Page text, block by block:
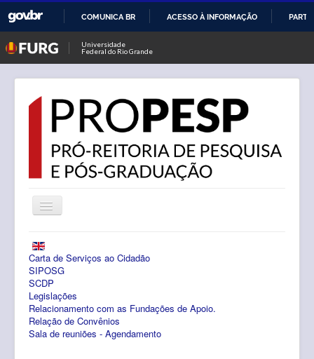
O
CONTEÚDO
COMUNICA BR ACESSO À INFORMAÇÃO
Universidade
Federal do Rio Grande
Alternar
Navegação
Notícias
PROPESP
Pesquisa
Pós-Graduação
Carta de Serviços ao Cidadão
SIPOSG
SCDP
Legislações
Relacionamento com as Fundações de Apoio.
Relação de Convênios
Sala de reuniões - Agendamento